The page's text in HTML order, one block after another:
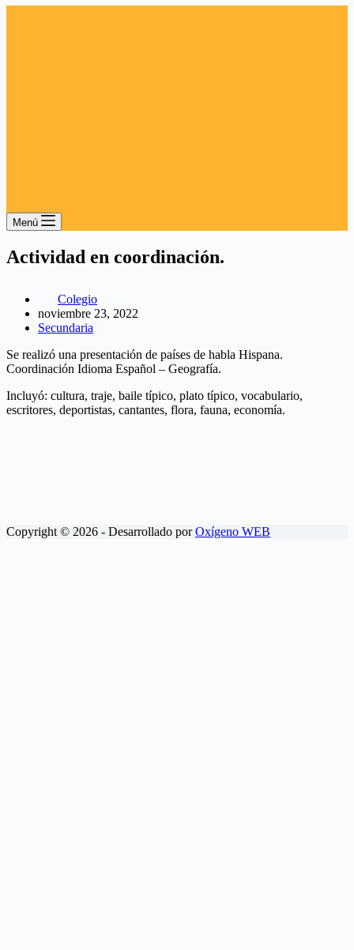
Menú
Actividad en coordinación.
Colegio
noviembre 23, 2022
Secundaria
Se realizó una presentación de países de habla Hispana.
Coordinación Idioma Español – Geografía.
Incluyó: cultura, traje, baile típico, plato típico, vocabulario,
escritores, deportistas, cantantes, flora, fauna, economía.
Copyright © 2026 - Desarrollado porOxígeno WEB